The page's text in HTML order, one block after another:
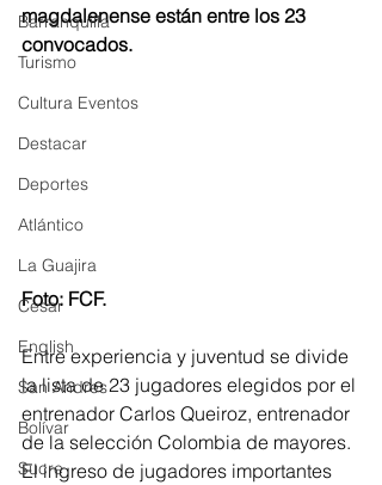
Barranquilla
Turismo
Cultura Eventos
Destacar
Deportes
Atlántico
La Guajira
Cesar
English
San Andres
Bolívar
Sucre
magdalenense están entre los 23
convocados.
Foto: FCF.
Entre experiencia y juventud se divide
la lista de 23 jugadores elegidos por el
entrenador Carlos Queiroz, entrenador
de la selección Colombia de mayores.
El ingreso de jugadores importantes